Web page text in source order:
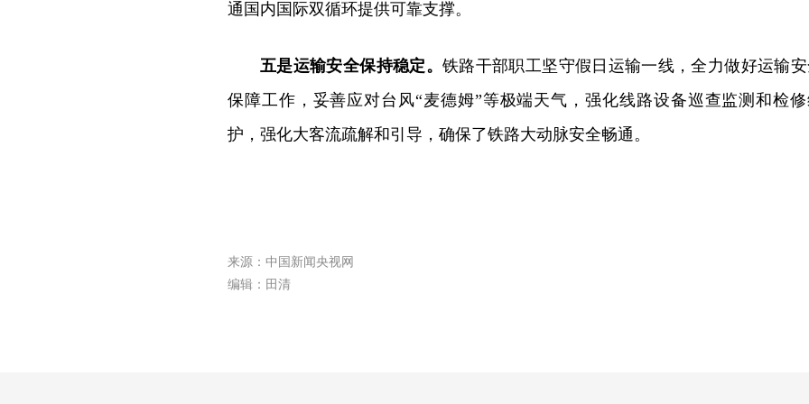
通国内国际双循环提供可靠支撑。
五是运输安全保持稳定。 铁路干部职工坚守假日运输一线，全力做好运输
保障工作，妥善应对台风“麦德姆”等极端天气，强化线路设备巡查监测和检
护，强化大客流疏解和引导，确保了铁路大动脉安全畅通。
来源：中国新闻央视网
编辑：田清